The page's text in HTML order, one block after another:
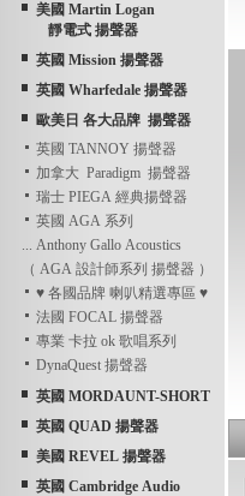
美國 Martin Logan
靜電式 揚聲器
英國 Mission 揚聲器
英國 Wharfedale 揚聲器
歐美日 各大品牌 揚聲器
英國 TANNOY 揚聲器
加拿大 Paradigm 揚聲器
瑞士 PIEGA 經典揚聲器
英國 AGA 系列
... Anthony Gallo Acoustics
（ AGA 設計師系列 揚聲器 ）
♥ 各國品牌 喇叭精選專區 ♥
法國 FOCAL 揚聲器
專業 卡拉 ok 歌唱系列
DynaQuest 揚聲器
英國 MORDAUNT-SHORT
英國 QUAD 揚聲器
美國 REVEL 揚聲器
英國 Cambridge Audio